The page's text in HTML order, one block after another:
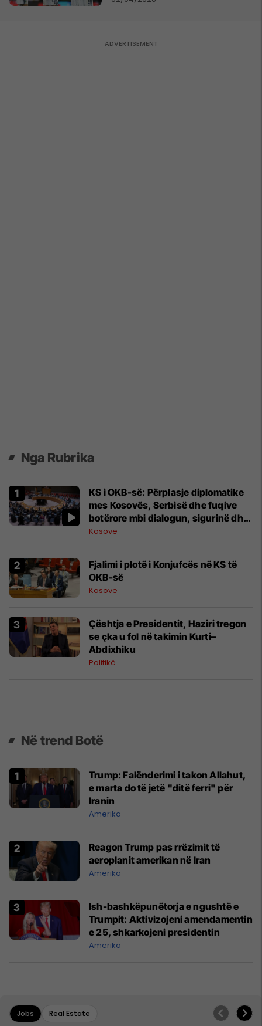
Nga Rubrika
KS i OKB-së: Përplasje diplomatike
mes Kosovës, Serbisë dhe fuqive
botërore mbi dialogun, sigurinë dhe
UNMIK-un
Kosovë
Fjalimi i plotë i Konjufcës në KS të
OKB-së
Kosovë
Çështja e Presidentit, Haziri tregon
se çka u fol në takimin Kurti–
Abdixhiku
Politikë
Në trend Botë
Trump: Falënderimi i takon Allahut,
e marta do të jetë "ditë ferri" për
Iranin
Amerika
Reagon Trump pas rrëzimit të
aeroplanit amerikan në Iran
Amerika
Ish-bashkëpunëtorja e ngushtë e
Trumpit: Aktivizojeni amendamentin
e 25, shkarkojeni presidentin
Amerika
Jobs Real Estate